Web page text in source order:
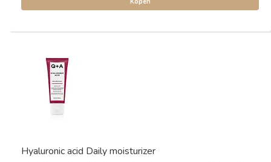
Hyaluronic acid Daily moisturizer